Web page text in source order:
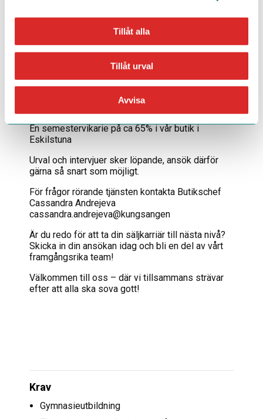
Tillåt alla
Tillåt urval
Avvisa
arbetsdag med chansen att utveckla ditt
affärsmannaskap. Hos oss får du möjligheten att
guida varje kund genom viktiga köp som ska ge
glädje i många år. Vi investerar i våra medarbetare
och deras framtid, och vi tror på att belöna
Vi söker:
En semestervikarie på ca 65% i vår butik i
Eskilstuna
Urval och intervjuer sker löpande, ansök därför
gärna så snart som möjligt.
För frågor rörande tjänsten kontakta Butikschef
Cassandra Andrejeva
cassandra.andrejeva@kungsangen
Är du redo för att ta din säljkarriär till nästa nivå?
Skicka in din ansökan idag och bli en del av vårt
framgångsrika team!
Välkommen till oss – där vi tillsammans strävar
efter att alla ska sova gott!
Krav
Gymnasieutbildning